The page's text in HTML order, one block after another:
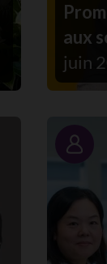
aux
juin